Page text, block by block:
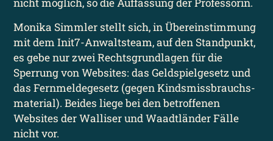
nicht möglich, so die Auffassung der Professorin.
Monika Simmler stellt sich, in Überein­stimmung
mit dem Init7-Anwalts­team, auf den Standpunkt,
es gebe nur zwei Rechts­grundlagen für die
Sperrung von Websites: das Geldspiel­gesetz und
das Fernmelde­gesetz (gegen Kinds­missbrauchs­
material). Beides liege bei den betroffenen
Websites der Walliser und Waadt­länder Fälle
nicht vor.